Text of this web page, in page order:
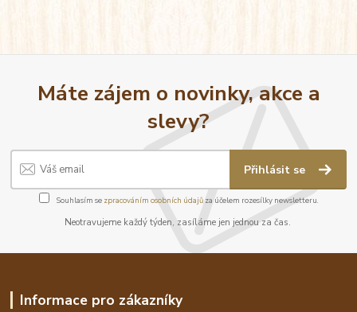
Máte zájem o novinky, akce a
slevy?
Přihlásit se
Souhlasím se zpracováním osobních údajůza účelem rozesílky newsletteru.
Neotravujeme každý týden, zasíláme jen jednou za čas.
Informace pro zákazníky